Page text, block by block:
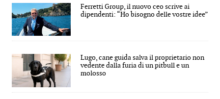
Ferretti Group, il nuovo ceo scrive ai
dipendenti: “Ho bisogno delle vostre idee”
Lugo, cane guida salva il proprietario non
vedente dalla furia di un pitbull e un
molosso